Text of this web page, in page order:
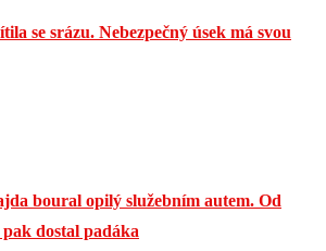
se srázu. Nebezpečný úsek má svou
boural opilý služebním autem. Od
dostal padáka